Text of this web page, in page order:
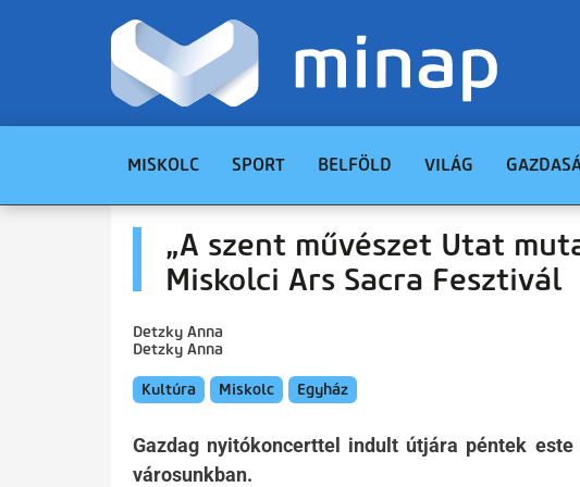
MISKOLC SPORT BELFÖLD VILÁG
„A szent művészet Utat
Miskolci Ars Sacra Fesztivál
Detzky Anna
Detzky Anna
Kultúra Miskolc Egyház
Gazdag nyitókoncerttel indult útjára péntek
városunkban.